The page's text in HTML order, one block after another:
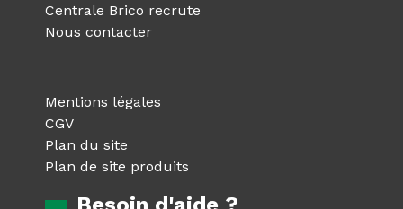
Centrale Brico recrute
Nous contacter
Mentions légales
CGV
Plan du site
Plan de site produits